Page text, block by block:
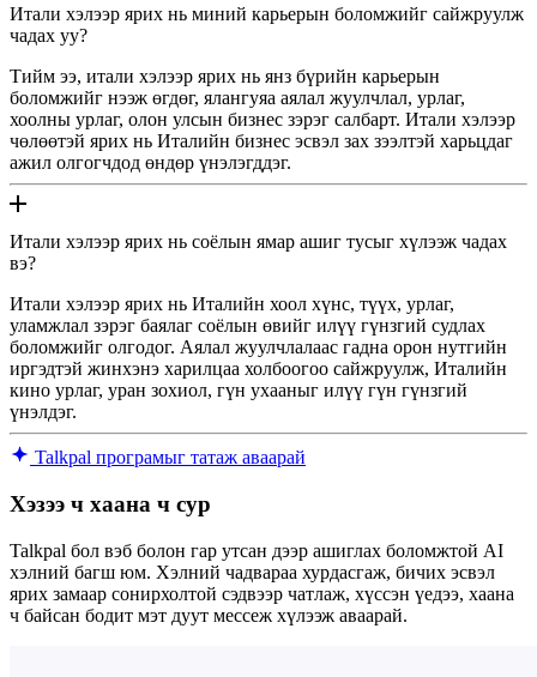
Итали хэлээр ярих нь миний карьерын боломжийг сайжруулж
чадах уу?
Тийм ээ, итали хэлээр ярих нь янз бүрийн карьерын
боломжийг нээж өгдөг, ялангуяа аялал жуулчлал, урлаг,
хоолны урлаг, олон улсын бизнес зэрэг салбарт. Итали хэлээр
чөлөөтэй ярих нь Италийн бизнес эсвэл зах зээлтэй харьцдаг
ажил олгогчдод өндөр үнэлэгддэг.
Итали хэлээр ярих нь соёлын ямар ашиг тусыг хүлээж чадах
вэ?
Итали хэлээр ярих нь Италийн хоол хүнс, түүх, урлаг,
уламжлал зэрэг баялаг соёлын өвийг илүү гүнзгий судлах
боломжийг олгодог. Аялал жуулчлалаас гадна орон нутгийн
иргэдтэй жинхэнэ харилцаа холбоогоо сайжруулж, Италийн
кино урлаг, уран зохиол, гүн ухааныг илүү гүн гүнзгий
үнэлдэг.
Talkpal програмыг татаж аваарай
Хэзээ ч хаана ч сур
Talkpal бол вэб болон гар утсан дээр ашиглах боломжтой AI
хэлний багш юм. Хэлний чадвараа хурдасгаж, бичих эсвэл
ярих замаар сонирхолтой сэдвээр чатлаж, хүссэн үедээ, хаана
ч байсан бодит мэт дуут мессеж хүлээж аваарай.